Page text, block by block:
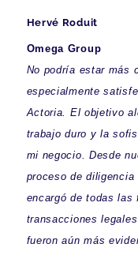
Hervé Roduit
Omega Group
No podría estar más
especialmente
Actoria. El objetivo
trabajo duro y la
mi negocio. Desde
proceso de
encargó de todas
transacciones
fueron aún más